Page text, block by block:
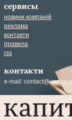
сервисы
новини компаній
реклама
контакти
правила
rss
контакти
e-mail: